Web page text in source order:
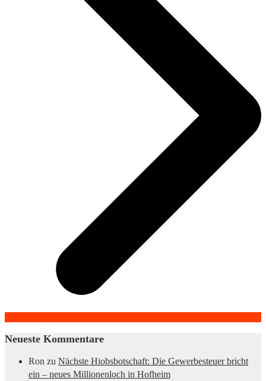
Neueste Kommentare
Ron zu Nächste Hiobsbotschaft: Die Gewerbesteuer bricht
ein – neues Millionenloch in Hofheim